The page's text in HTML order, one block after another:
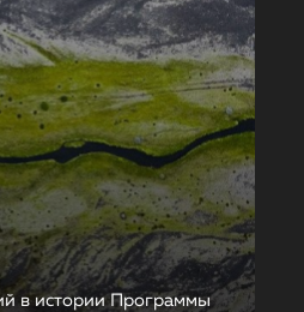
в истории Программы